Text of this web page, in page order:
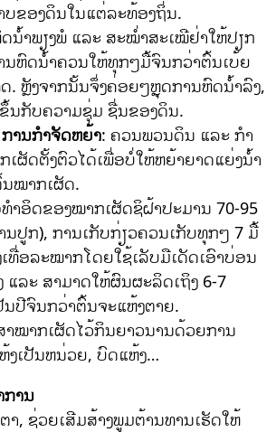
ບຂອງດິນໃນແຕ່ລະທ້ອງຖິ່ນ.
ນ້ໍາພຽງພໍ ແລະ ສະໝໍ່າສະເໝີຢ່າໃຫ້ປຽກ
ນຫົດນໍ້າຄວນໃຫ້ທຸກໆມື້ຈົນກວ່າຕົ້ນເບ້ຍ
. ຫຼັງຈາກນັ້ນຈຶ່ງຄ່ອຍໆຫຼຸດການຫົດນ້ໍາລົງ,
ນກັບຄວາມຊຸ່ມ ຊື່ນຂອງດິນ.
ານກໍາຈັດຫຍ້າ: ຄວນພວນດິນ ແລະ ກໍາ
ເຜັດຕັ້ງຕົວໄດ້ເພື່ອບໍ່ໃຫ້ຫຍ້າຍາດແຍ່ງນ້ໍາ
ໝາກເຜັດ.
ທໍາອິດຂອງໝາກເຜັດຊິຝ້າປະມານ 70-95
ນປູກ), ການເກັບກ່ຽວຄວນເກັບທຸກໆ 7 ມື້
ທື່ອລະໝາກໂດຍໃຊ້ເລັບມືເດັດເອົາບ່ອນ
ລະ ສາມາດໃຫ້ຜົນຜະລິດເຖິງ 6-7
ນປີຈົນກວ່າຕົ້ນຈະແຫ້ງຕາຍ.
ໝາກເຜັດໄວ້ກິນຍາວນານດ້ວຍການ
ງເປັນຫນ່ວຍ, ບົດແຫ້ງ…
ການ
, ຊ່ວຍເສີມສ້າງພູມຕ້ານທານເຮັດໃຫ້